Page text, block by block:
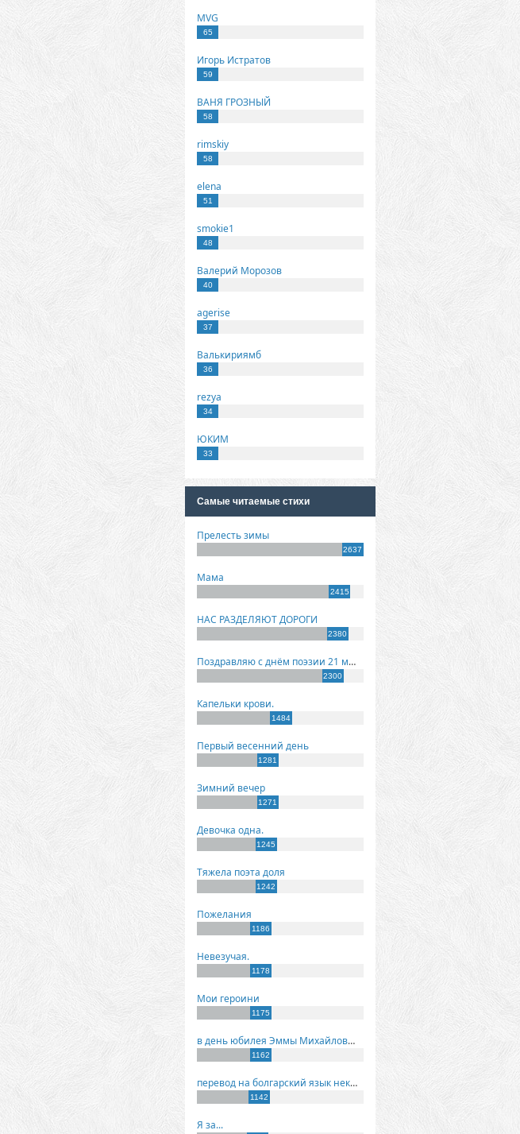
MVG
65
Игорь Истратов
59
ВАНЯ ГРОЗНЫЙ
58
rimskiy
58
elena
51
smokie1
48
Валерий Морозов
40
agerise
37
Валькириямб
36
rezya
34
ЮКИМ
33
Самые читаемые стихи
Прелесть зимы
2637
Мама
2415
НАС РАЗДЕЛЯЮТ ДОРОГИ
2380
Поздравляю с днём поэзии 21 марта!
2300
Капельки крови.
1484
Первый весенний день
1281
Зимний вечер
1271
Девочка одна.
1245
Тяжела поэта доля
1242
Пожелания
1186
Невезучая.
1178
Мои героини
1175
в день юбилея Эммы Михайловны Киселевой
1162
перевод на болгарский язык некоторых моих стихов
1142
Я за...